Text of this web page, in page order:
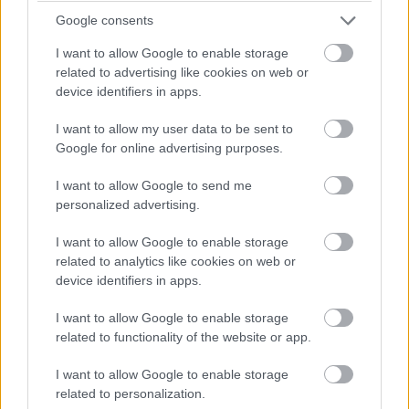
Google consents
I want to allow Google to enable storage
related to advertising like cookies on web or
device identifiers in apps.
I want to allow my user data to be sent to
Google for online advertising purposes.
I want to allow Google to send me
personalized advertising.
I want to allow Google to enable storage
related to analytics like cookies on web or
device identifiers in apps.
I want to allow Google to enable storage
related to functionality of the website or app.
I want to allow Google to enable storage
related to personalization.
nyakán közben Hamiltonnal).
Egy pillanatnyi állás 23 kör után: